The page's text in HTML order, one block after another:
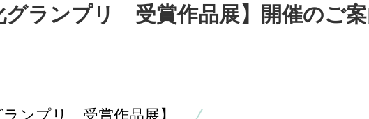
グランプリ 受賞作品展】開催のご
ランプリ 受賞作品展】